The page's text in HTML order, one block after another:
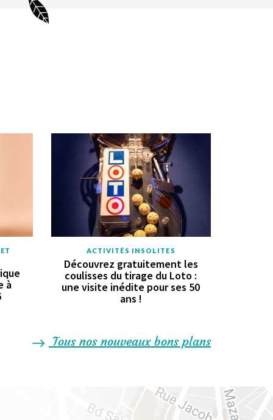
à
ACTIVITÉS INSOLITES
Découvrez gratuitement les
coulisses du tirage du Loto :
une visite inédite pour ses 50
ans !
Tous nos nouveaux bons plans